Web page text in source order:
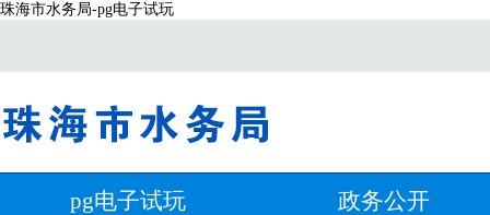
珠海市水务局-pg电子试玩
pg电子试玩 政务公开